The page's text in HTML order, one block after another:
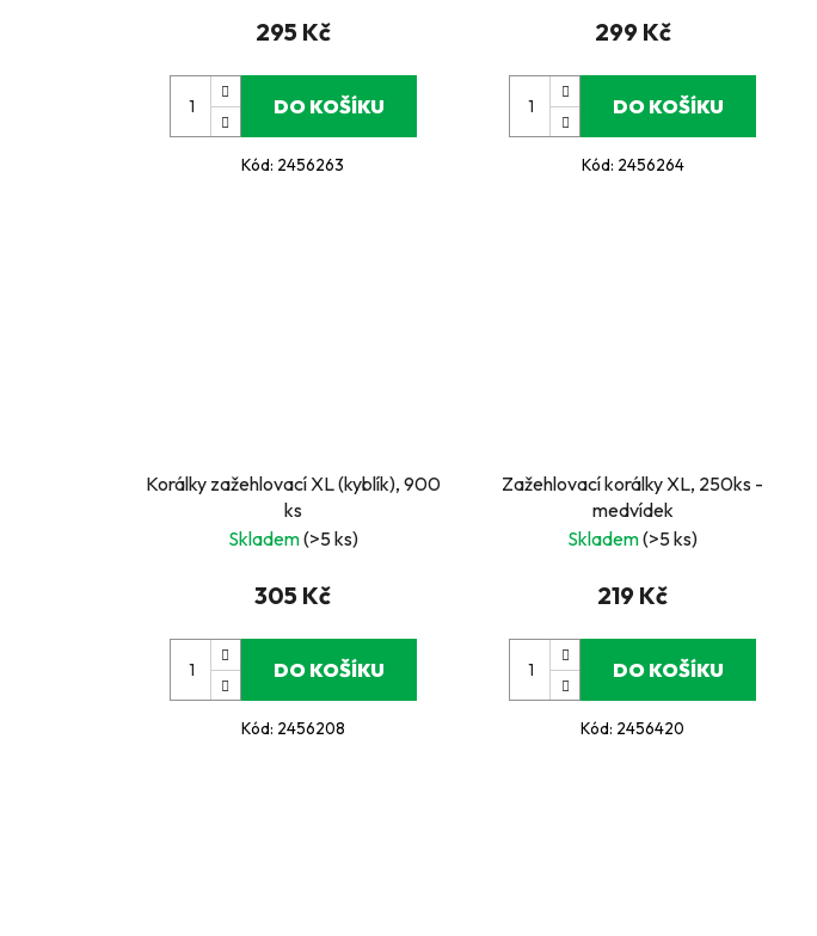
295 Kč
DO KOŠÍKU
Kód: 2456263
299 Kč
DO KOŠÍKU
Kód: 2456264
Korálky zažehlovací XL (kyblík), 900
ks
Skladem(>5 ks)
305 Kč
DO KOŠÍKU
Kód: 2456208
Zažehlovací korálky XL, 250ks -
medvídek
Skladem(>5 ks)
219 Kč
DO KOŠÍKU
Kód: 2456420